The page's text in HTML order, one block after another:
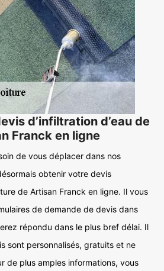
d’infiltration d’eau de
Franck en ligne
de vous déplacer dans nos
obtenir votre devis
de Artisan Franck en ligne. Il vous
de demande de devis dans
répondu dans le plus bref délai. Il
sont personnalisés, gratuits et ne
de plus amples informations, vous